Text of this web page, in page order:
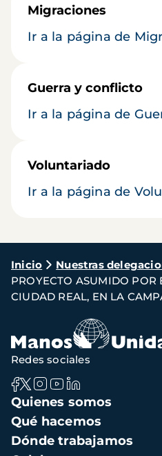
Migraciones
Ir a la página de
Guerra y conflicto
Ir a la página de
Voluntariado
Ir a la página de
Ruta
de
navegación
Inicio Nuestras
PROYECTO ASUMIDO POR
CIUDAD REAL, EN LA
Navegación
principal
Quienes somos
Qué hacemos
Dónde trabajamos
Redes sociales